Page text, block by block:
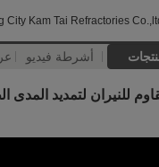
City Kam Tai Refractories
أشرطة فيديو
للنيران لتمديد المدى